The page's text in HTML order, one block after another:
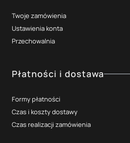
Twoje zamówienia
Ustawienia konta
Przechowalnia
Płatności i dostawa
Formy płatności
Czas i koszty dostawy
Czas realizacji zamówienia